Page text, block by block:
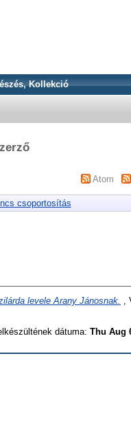
Kollekció
Atom
csoportosítás
levele Arany Jánosnak. ,
dátuma: Thu Aug